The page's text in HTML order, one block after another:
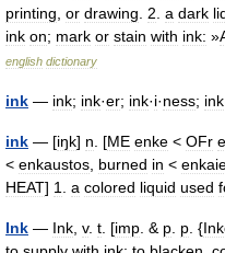
printing or drawing 2 a dark
ink on; mark or stain with ink: »
english dictionary
ink — ink; ink·er; ink·i·ness; ink
ink — [iŋk] n . [ME enke < OFr
< enkaustos burned in <
HEAT] 1 a colored liquid used
Ink — Ink v. t . [imp . & p p . {